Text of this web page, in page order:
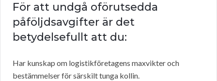
För att undgå oförutsedda
påföljdsavgifter är det
betydelsefullt att du:
Har kunskap om logistikföretagens maxvikter och
bestämmelser för särskilt tunga kollin.